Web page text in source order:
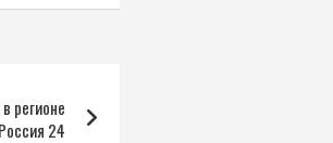
регионе
24